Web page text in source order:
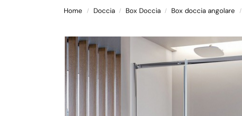
Home / Doccia / Box Doccia / Box doccia angolare /